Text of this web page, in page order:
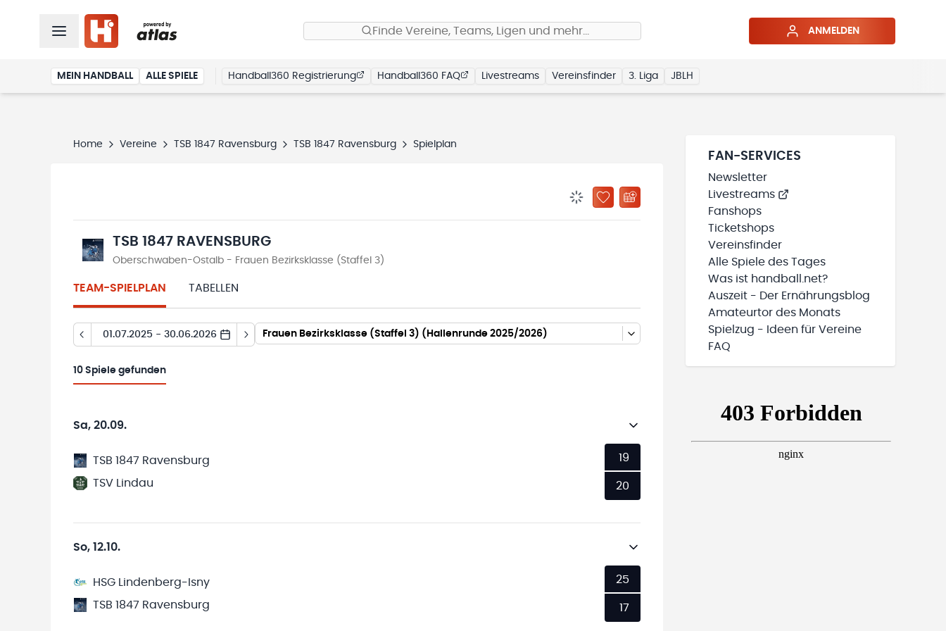
Finde Vereine, Teams, Ligen und mehr… ANMELDEN
MEIN HANDBALL ALLE SPIELE Handball360 Registrierung Handball360 FAQ Livestreams Vereinsfinder 3. Liga JBLH
Home Vereine TSB 1847 Ravensburg TSB 1847 Ravensburg Spielplan
BENACHRICHTIGUNGSSTATUS WIRD GELADEN
ZU „MEINE TEAMS“ HINZUFÜGEN
TSB 1847 RAVENSBURG
Oberschwaben-Ostalb - Frauen Bezirksklasse (Staffel 3)
TEAM-SPIELPLAN TABELLEN
01.07.2025 - 30.06.2026 Frauen Bezirksklasse (Staffel 3) (Hallenrunde 2025/2026)
10 Spiele gefunden
Sa, 20.09.
TSB 1847 Ravensburg
TSV Lindau
19
20
So, 12.10.
HSG Lindenberg-Isny
TSB 1847 Ravensburg
25
17
FAN-SERVICES
Newsletter
Livestreams
Fanshops
Ticketshops
Vereinsfinder
Alle Spiele des Tages
Was ist handball.net?
Auszeit - Der Ernährungsblog
Amateurtor des Monats
Spielzug - Ideen für Vereine
FAQ